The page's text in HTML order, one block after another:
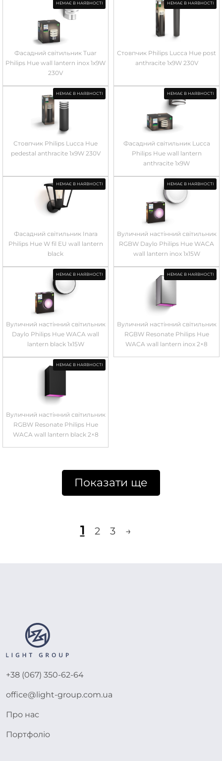
НЕМАЄ В НАЯВНОСТІ
Фасадний світильник Tuar
Philips Hue wall lantern inox 1x9W
230V
НЕМАЄ В НАЯВНОСТІ
Стовпчик Philips Lucca Hue post
anthracite 1x9W 230V
НЕМАЄ В НАЯВНОСТІ
Стовпчик Philips Lucca Hue
pedestal anthracite 1x9W 230V
НЕМАЄ В НАЯВНОСТІ
Фасадний світильник Lucca
Philips Hue wall lantern
anthracite 1x9W
НЕМАЄ В НАЯВНОСТІ
Фасадний світильник Inara
Philips Hue W fil EU wall lantern
black
НЕМАЄ В НАЯВНОСТІ
Вуличний настінний світильник
RGBW Daylo Philips Hue WACA
wall lantern inox 1x15W
НЕМАЄ В НАЯВНОСТІ
Вуличний настінний світильник
Daylo Philips Hue WACA wall
lantern black 1x15W
НЕМАЄ В НАЯВНОСТІ
Вуличний настінний світильник
RGBW Resonate Philips Hue
WACA wall lantern inox 2×8
НЕМАЄ В НАЯВНОСТІ
Вуличний настінний світильник
RGBW Resonate Philips Hue
WACA wall lantern black 2×8
Показати ще
1 2 3 →
+38 (067) 350-62-64
office@light-group.com.ua
Про нас
Портфоліо